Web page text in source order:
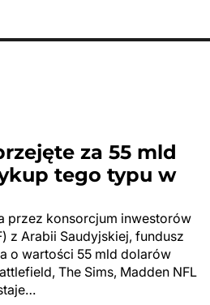
za 55 mld
tego typu w
przez konsorcjum inwestorów
z Arabii Saudyjskiej, fundusz
o wartości 55 mld dolarów
The Sims, Madden NFL